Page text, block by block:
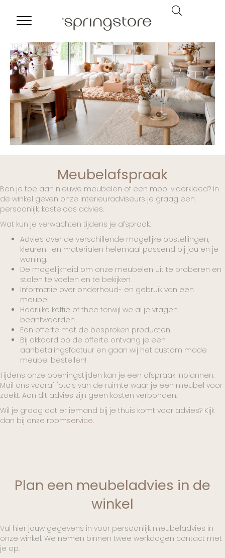
Meubelafspraak
Ben je toe aan nieuwe meubelen of een mooi vloerkleed? In
de winkel geven onze interieuradviseurs je graag een
persoonlijk, kosteloos advies.
Wat kun je verwachten tijdens je afspraak:
Advies over de verschillende mogelijke opstellingen,
kleuren- en materialen helemaal passend bij jou en je
woning.
De mogelijkheid om onze meubelen uit te proberen en
stalen te voelen en te bekijken.
Informatie over onderhoud- en gebruik van een
meubel.
Heerlijke koffie of thee terwijl we al je vragen
beantwoorden.
Een offerte met de besproken producten.
Bij akkoord op de offerte ontvang je een
aanbetalingsfactuur en gaan wij het custom made
meubel bestellen!
Tijdens onze openingstijden kan je een afspraak inplannen.
Mail ons vooraf foto's van de ruimte waar je een meubel voor
zoekt. Aan dit advies zijn geen kosten verbonden.
Wil je graag dat er iemand bij je thuis komt voor advies? Kijk
dan bij onze roomservice.
Plan een meubeladvies in de
winkel
Vul hier jouw gegevens in voor persoonlijk meubeladvies in
onze winkel. We nemen binnen twee werkdagen contact met
je op.